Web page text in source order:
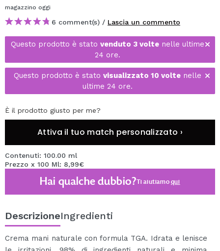
magazzino oggi
6 comment(s) / Lascia un commento
Questo prodotto è stato venduto 3 volte nelle ultime
24 ore.
Questo prodotto è stato visualizzato 10 volte nelle
ultime 24 ore.
È il prodotto giusto per me?
Attiva il tuo match personalizzato ›
Contenuti: 100.00 ml
Prezzo x 100 Ml: 8,99€
Hai qualche dubbio?Ti aiutiamoqui
DescrizioneIngredienti
Crema mani naturale con formula TGA. Idrata e lenisce